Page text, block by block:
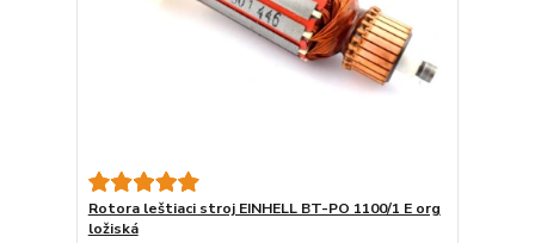
Rotora leštiaci stroj EINHELL BT-PO 1100/1 E org
ložiská